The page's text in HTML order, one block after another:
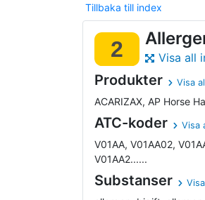
Tillbaka till index
2 Visa all
Produkter Visa
ACARIZAX, AP Horse
ATC-koder Visa
V01AA, V01AA02,
V01AA2......
Substanser